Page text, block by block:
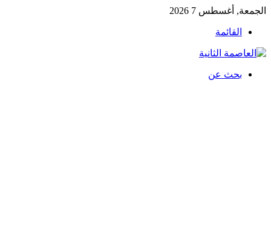
الجمعة, أغسطس 7 2026
القائمة
بحث عن